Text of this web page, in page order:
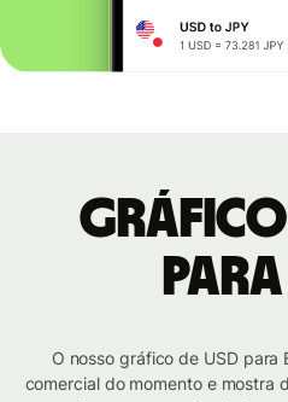
Gráfico
para
O nosso gráfico de USD para
comercial do momento e mostra